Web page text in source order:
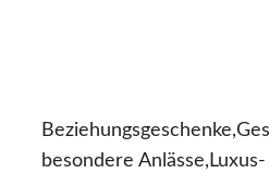
besondere